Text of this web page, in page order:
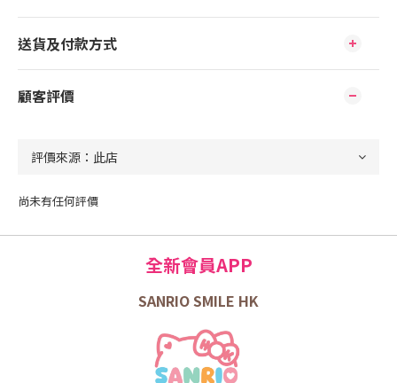
送貨及付款方式
顧客評價
尚未有任何評價
全新會員APP
SANRIO SMILE HK